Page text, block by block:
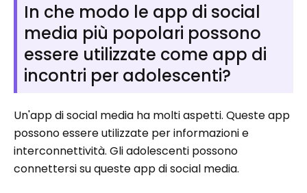
In che modo le app di social
media più popolari possono
essere utilizzate come app di
incontri per adolescenti?
Un'app di social media ha molti aspetti. Queste app
possono essere utilizzate per informazioni e
interconnettività. Gli adolescenti possono
connettersi su queste app di social media.